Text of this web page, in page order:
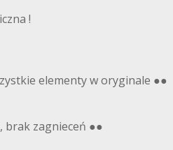
!
elementy w oryginale ●●
brak zagnieceń ●●